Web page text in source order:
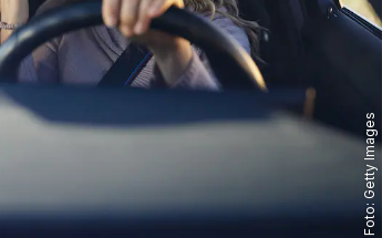
Foto:
Getty Images